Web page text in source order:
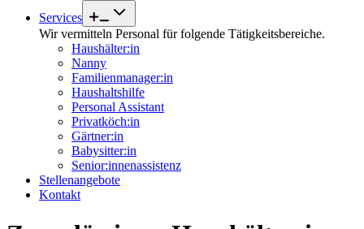
Services
Wir vermitteln Personal für folgende Tätigkeitsbereiche.
Haushälter:in
Nanny
Familienmanager:in
Haushaltshilfe
Personal Assistant
Privatköch:in
Gärtner:in
Babysitter:in
Senior:innenassistenz
Stellenangebote
Kontakt